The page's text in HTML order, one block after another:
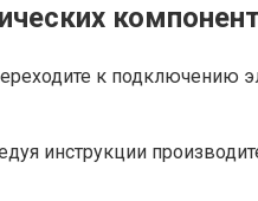
к
инструкции